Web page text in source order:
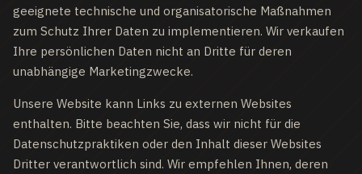
geeignete technische und organisatorische Maßnahmen
zum Schutz Ihrer Daten zu implementieren. Wir verkaufen
Ihre persönlichen Daten nicht an Dritte für deren
unabhängige Marketingzwecke.
Unsere Website kann Links zu externen Websites
enthalten. Bitte beachten Sie, dass wir nicht für die
Datenschutzpraktiken oder den Inhalt dieser Websites
Dritter verantwortlich sind. Wir empfehlen Ihnen, deren